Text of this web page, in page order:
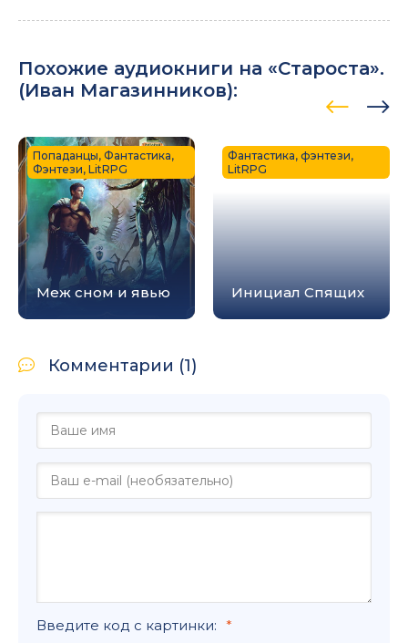
Похожие аудиокниги на «Староста».
(Иван Магазинников):
Меж сном и явью
Попаданцы, Фантастика,
Фэнтези, LitRPG
Инициал Спящих
Фантастика, фэнтези,
LitRPG
Комментарии (1)
Введите код с картинки: